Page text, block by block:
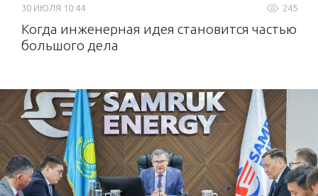
245
30 ИЮЛЯ 10:44
Когда инженерная идея становится частью
большого дела